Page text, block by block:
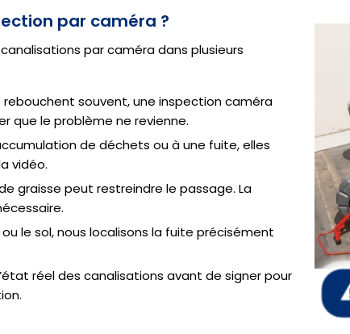
par caméra ?
par caméra dans plusieurs
rebouchent souvent, une inspection caméra
que le problème ne revienne.
de déchets ou à une fuite, elles
vidéo.
graisse peut restreindre le passage. La
le sol, nous localisons la fuite précisément
réel des canalisations avant de signer pour